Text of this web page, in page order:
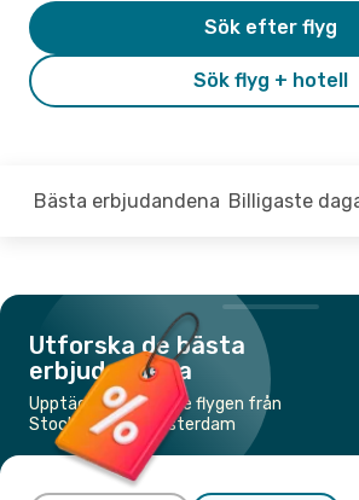
Sök flyg + hotell
Sök efter flyg
Bästa erbjudandena Billigaste
Utforska de bästa
erbjudandena
Upptäck de billigaste flygen från
Stockholm till Amsterdam